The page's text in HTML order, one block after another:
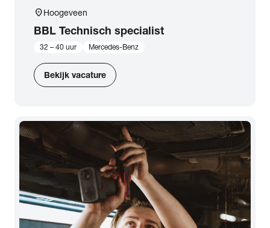
location_onHoogeveen
BBL Technisch specialist
32 – 40 uur Mercedes-Benz
Bekijk vacature